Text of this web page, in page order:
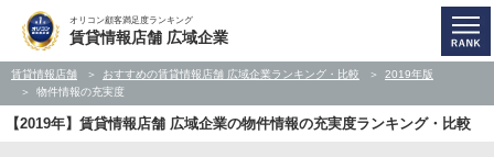
オリコン顧客満足度ランキング
賃貸情報店舗 広域企業
賃貸情報店舗 おすすめの賃貸情報店舗 広域企業ランキング・比較
2019年版
物件情報の充実度
【2019年】賃貸情報店舗 広域企業の物件情報の充実度ランキング・比較